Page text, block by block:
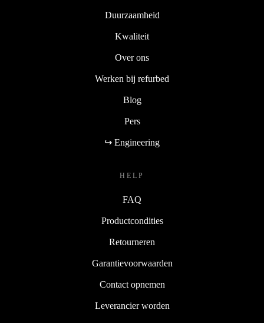
Duurzaamheid
Kwaliteit
Over ons
Werken bij refurbed
Blog
Pers
↪ Engineering
HELP
FAQ
Productcondities
Retourneren
Garantievoorwaarden
Contact opnemen
Leverancier worden